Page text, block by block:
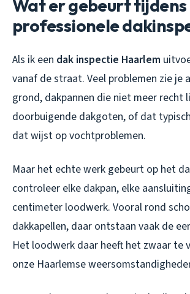
Wat er gebeurt tijdens
professionele
Als ik een dak inspectie Haarlem
vanaf de straat. Veel problemen zie je
grond, dakpannen die niet meer recht
doorbuigende dakgoten, of dat
dat wijst op vochtproblemen.
Maar het echte werk gebeurt op het
controleer elke dakpan, elke
centimeter loodwerk. Vooral rond
dakkapellen, daar ontstaan vaak de
Het loodwerk daar heeft het zwaar te
onze Haarlemse